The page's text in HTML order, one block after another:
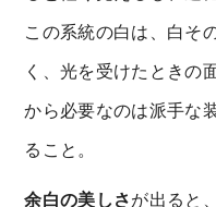
この系統の白は、白そ
く、光を受けたときの
から必要なのは派手な
ること。
余白の美しさが出ると